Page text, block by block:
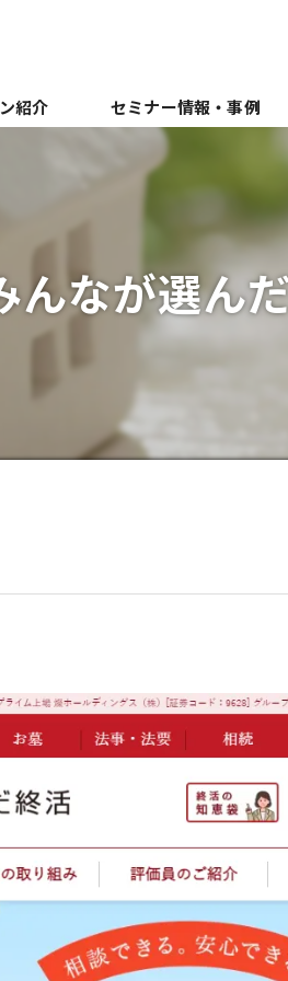
紹介 セミナー情報・事例
んなが選ん